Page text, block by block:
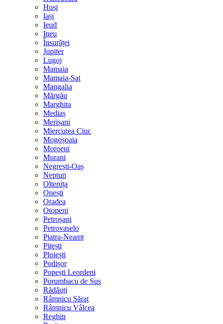
Huși
Iași
Ieud
Ineu
Însurăței
Jupiter
Lugoj
Mamaia
Mamaia-Sat
Mangalia
Mărgău
Marghita
Mediaș
Merișani
Miercurea Ciuc
Mogoșoaia
Moroeni
Murani
Negrești-Oaș
Neptun
Oltenița
Onești
Oradea
Otopeni
Petroșani
Petrovaselo
Piatra-Neamț
Pitești
Ploiești
Podișor
Popești Leordeni
Porumbacu de Sus
Rădăuți
Râmnicu Sărat
Râmnicu Vâlcea
Reghin